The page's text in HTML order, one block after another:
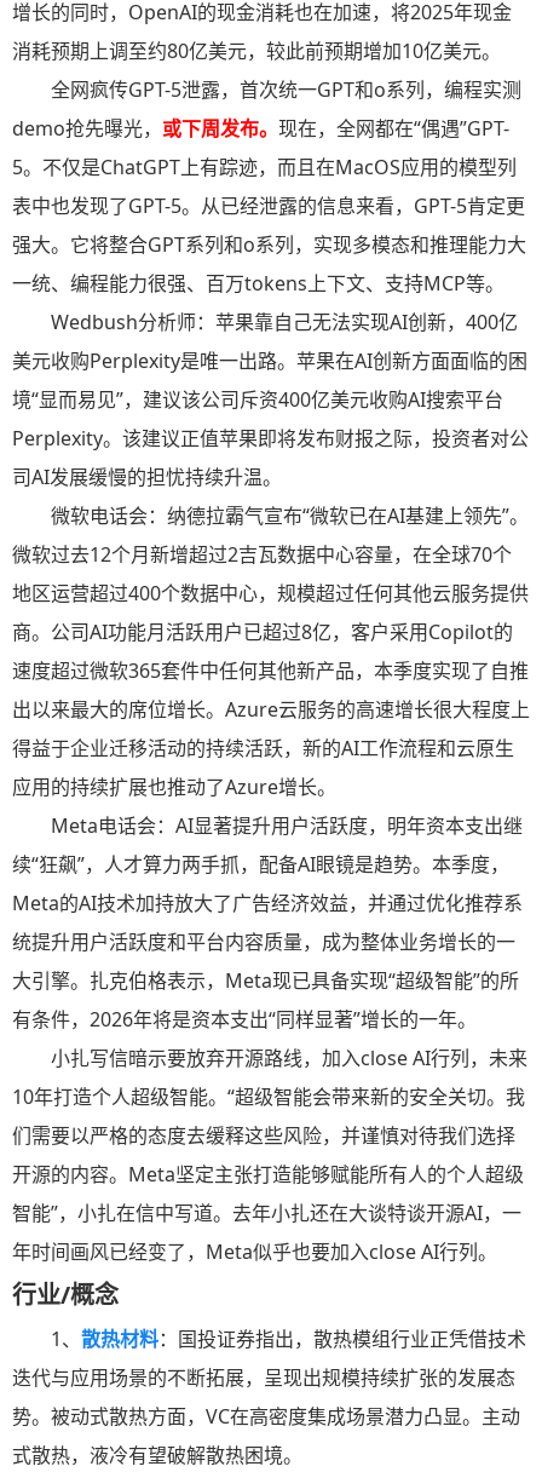
增长的同时，OpenAI的现金消耗也在加速，将2025年现金
消耗预期上调至约80亿美元，较此前预期增加10亿美元。
全网疯传GPT-5泄露，首次统一GPT和o系列，编程实测
demo抢先曝光， 或下周发布。 现在，全网都在“偶遇”GPT-
5。不仅是ChatGPT上有踪迹，而且在MacOS应用的模型列
表中也发现了GPT-5。从已经泄露的信息来看，GPT-5肯定更
强大。它将整合GPT系列和o系列，实现多模态和推理能力大
一统、编程能力很强、百万tokens上下文、支持MCP等。
Wedbush分析师：苹果靠自己无法实现AI创新，400亿
美元收购Perplexity是唯一出路。苹果在AI创新方面面临的困
境“显而易见”，建议该公司斥资400亿美元收购AI搜索平台
Perplexity。该建议正值苹果即将发布财报之际，投资者对公
司AI发展缓慢的担忧持续升温。
微软电话会：纳德拉霸气宣布“微软已在AI基建上领先”。
微软过去12个月新增超过2吉瓦数据中心容量，在全球70个
地区运营超过400个数据中心，规模超过任何其他云服务提供
商。公司AI功能月活跃用户已超过8亿，客户采用Copilot的
速度超过微软365套件中任何其他新产品，本季度实现了自推
出以来最大的席位增长。Azure云服务的高速增长很大程度上
得益于企业迁移活动的持续活跃，新的AI工作流程和云原生
应用的持续扩展也推动了Azure增长。
Meta电话会：AI显著提升用户活跃度，明年资本支出继
续“狂飙”，人才算力两手抓，配备AI眼镜是趋势。本季度，
Meta的AI技术加持放大了广告经济效益，并通过优化推荐系
统提升用户活跃度和平台内容质量，成为整体业务增长的一
大引擎。扎克伯格表示，Meta现已具备实现“超级智能”的所
有条件，2026年将是资本支出“同样显著”增长的一年。
小扎写信暗示要放弃开源路线，加入close AI行列，未来
10年打造个人超级智能。“超级智能会带来新的安全关切。我
们需要以严格的态度去缓释这些风险，并谨慎对待我们选择
开源的内容。Meta坚定主张打造能够赋能所有人的个人超级
智能”，小扎在信中写道。去年小扎还在大谈特谈开源AI，一
年时间画风已经变了，Meta似乎也要加入close AI行列。
行业/概念
1、 散热材料：国投证券指出，散热模组行业正凭借技术
迭代与应用场景的不断拓展，呈现出规模持续扩张的发展态
势。被动式散热方面，VC在高密度集成场景潜力凸显。主动
式散热，液冷有望破解散热困境。